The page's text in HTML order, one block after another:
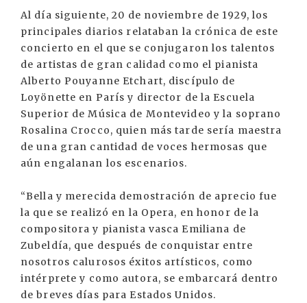
Al día siguiente, 20 de noviembre de 1929, los
principales diarios relataban la crónica de este
concierto en el que se conjugaron los talentos
de artistas de gran calidad como el pianista
Alberto Pouyanne Etchart, discípulo de
Loyönette en París y director de la Escuela
Superior de Música de Montevideo y la soprano
Rosalina Crocco, quien más tarde sería maestra
de una gran cantidad de voces hermosas que
aún engalanan los escenarios.
“Bella y merecida demostración de aprecio fue
la que se realizó en la Opera, en honor de la
compositora y pianista vasca Emiliana de
Zubeldía, que después de conquistar entre
nosotros calurosos éxitos artísticos, como
intérprete y como autora, se embarcará dentro
de breves días para Estados Unidos.